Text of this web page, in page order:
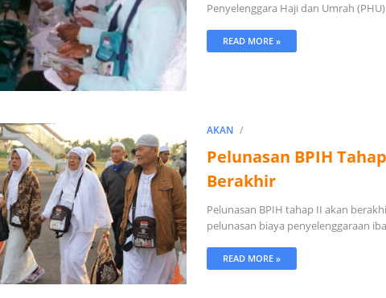
Penyelenggara Haji dan Umrah
READ MORE »
AKAN
Pelunasan BPIH
Berakhir
Pelunasan BPIH tahap II akan
pelunasan biaya penyelenggaraan
READ MORE »